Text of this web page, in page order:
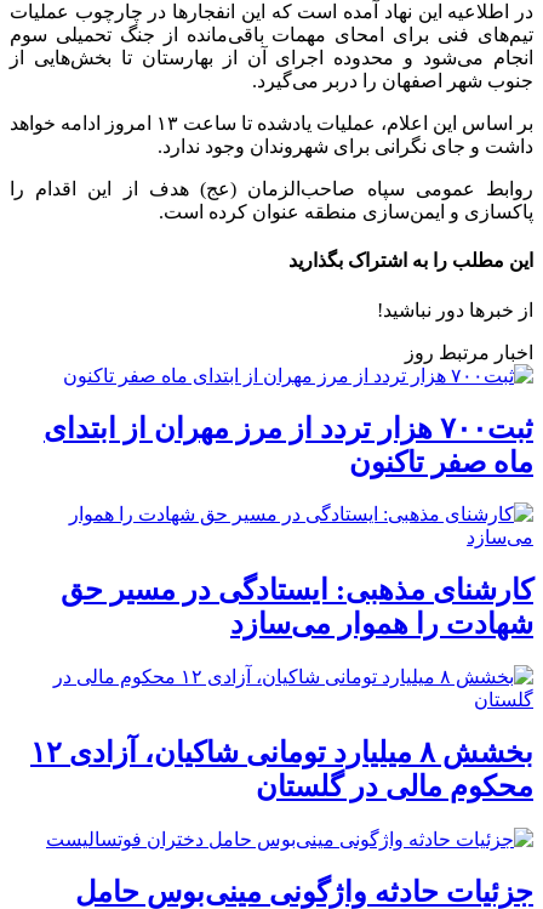
در اطلاعیه این نهاد آمده است که این انفجارها در چارچوب عملیات
تیم‌های فنی برای امحای مهمات باقی‌مانده از جنگ تحمیلی سوم
انجام می‌شود و محدوده اجرای آن از بهارستان تا بخش‌هایی از
جنوب شهر اصفهان را دربر می‌گیرد.
بر اساس این اعلام، عملیات یادشده تا ساعت ۱۳ امروز ادامه خواهد
داشت و جای نگرانی برای شهروندان وجود ندارد.
روابط عمومی سپاه صاحب‌الزمان (عج) هدف از این اقدام را
پاکسازی و ایمن‌سازی منطقه عنوان کرده است.
این مطلب را به اشتراک بگذارید
از خبرها دور نباشید!
اخبار مرتبط روز
ثبت۷۰۰ هزار تردد از مرز مهران از ابتدای
ماه صفر تاکنون
کارشنای مذهبی: ایستادگی در مسیر حق
شهادت را هموار می‌سازد
بخشش ۸ میلیارد تومانی شاکیان، آزادی ۱۲
محکوم مالی در گلستان
جزئیات حادثه واژگونی مینی‌بوس حامل